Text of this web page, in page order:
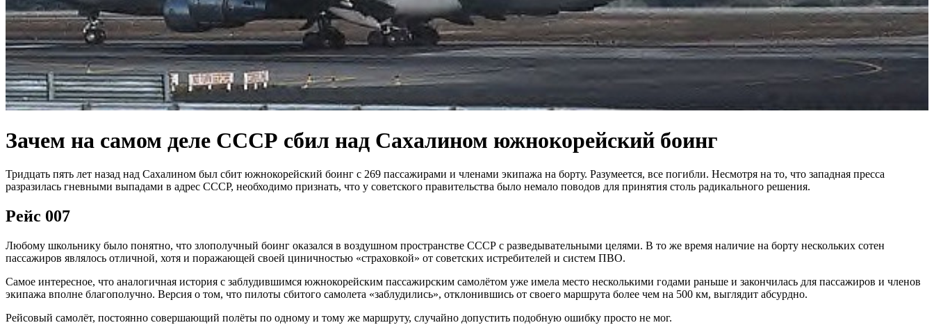
Зачем на самом деле СССР сбил над Сахалином южнокорейский боинг
Тридцать пять лет назад над Сахалином был сбит южнокорейский боинг с 269 пассажирами и членами экипажа на борту. Разумеется, все погибли. Несмотря на то, что западная пресса
разразилась гневными выпадами в адрес СССР, необходимо признать, что у советского правительства было немало поводов для принятия столь радикального решения.
Рейс 007
Любому школьнику было понятно, что злополучный боинг оказался в воздушном пространстве СССР с разведывательными целями. В то же время наличие на борту нескольких сотен
пассажиров являлось отличной, хотя и поражающей своей циничностью «страховкой» от советских истребителей и систем ПВО.
Самое интересное, что аналогичная история с заблудившимся южнокорейским пассажирским самолётом уже имела место несколькими годами раньше и закончилась для пассажиров и членов
экипажа вполне благополучно. Версия о том, что пилоты сбитого самолета «заблудились», отклонившись от своего маршрута более чем на 500 км, выглядит абсурдно.
Рейсовый самолёт, постоянно совершающий полёты по одному и тому же маршруту, случайно допустить подобную ошибку просто не мог.